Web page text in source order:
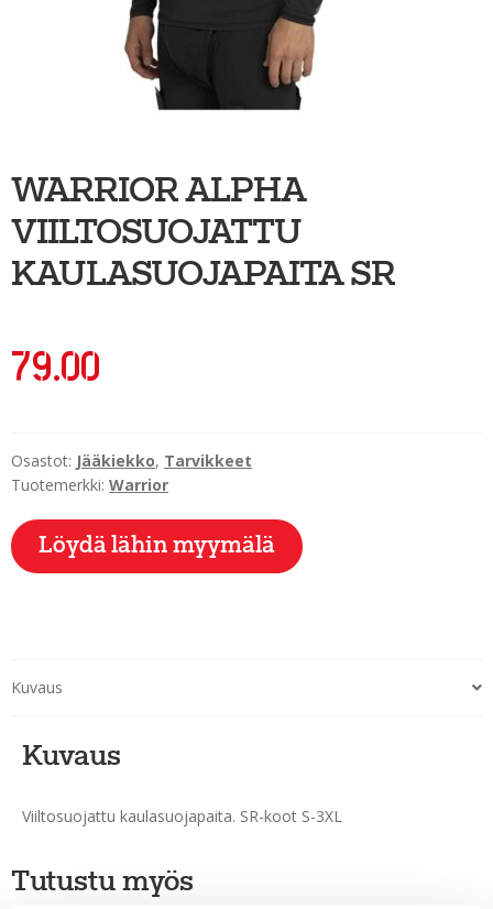
Sportia-tili
WARRIOR ALPHA
VIILTOSUOJATTU
KAULASUOJAPAITA SR
79.00
Osastot: Jääkiekko, Tarvikkeet
Tuotemerkki: Warrior
Löydä lähin myymälä
Kuvaus
Kuvaus
Viiltosuojattu kaulasuojapaita. SR-koot S-3XL
Tutustu myös